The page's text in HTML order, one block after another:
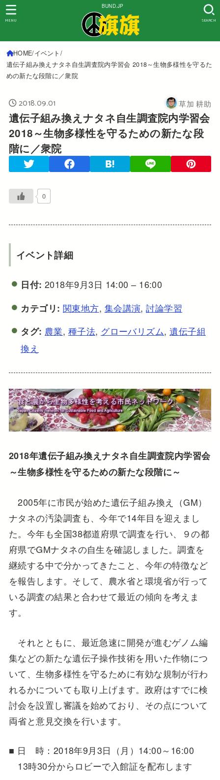
BUND.JP
SEARCH
MENU
HOME イベント
遺伝子組み換えナタネ自生調査院内学習会 2018～生物多様性を守るた
めの新たな段階に／衆院
2018.09.01 草加 耕助
遺伝子組み換えナタネ自生調査院内学習会
2018～生物多様性を守るための新たな段
階に／衆院
0
イベント詳細
日付: 2018年9月3日 14:00 – 16:00
カテゴリ: 関東地方, 集会講演,討論学習
タグ: 農業, 種子法, グローバリズム,遺伝子組
換え
2018年遺伝子組み換えナタネ自生調査院内学習会
～生物多様性を守るための新たな段階に～
2005年に市民が始めた遺伝子組み換え（GM）
ナタネの汚染調査も、今年で14年目を迎えまし
た。今年も全国38都道府県で調査を行い、９の都
府県でGMナタネの自生を確認しました。調査を
継続する中で分かってきたこと、今年の特徴など
を報告します。そして、農水省と環境省が行って
いる調査の結果と合わせて最近の傾向を考えま
す。
それとともに、最近急速に開発が進むゲノム編
集などの新たな遺伝子操作技術を用いた作物につ
いて、生物多様性を守るために有効な規制が行わ
れるかについても取り上げます。政府はすでに検
討会を設置し審議を始めており、その点について
両省と意見交換を行います。
■ 日 時：2018年9月3日（月）14:00～16:00
13時30分からロビーで入館証を配布します